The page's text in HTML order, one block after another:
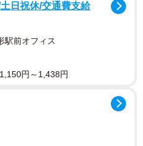
日祝休/交通費支給
駅前オフィス
円～1,438円